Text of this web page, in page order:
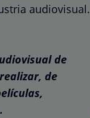
audiovisual.
de
de